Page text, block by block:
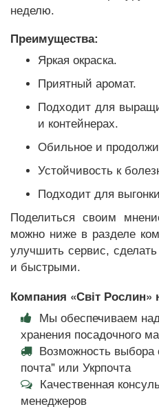
неделю.
Преимущества:
Яркая окраска.
Приятный аромат.
Подходит для
и контейнерах.
Обильное и
Устойчивость к
Подходит для
Поделиться своим
можно ниже в разделе
улучшить сервис,
и быстрыми.
Компания «Світ Рослин»
Мы обеспечиваем
хранения посадочного
Возможность выбора
почта" или Укрпочта
Качественная
менеджеров